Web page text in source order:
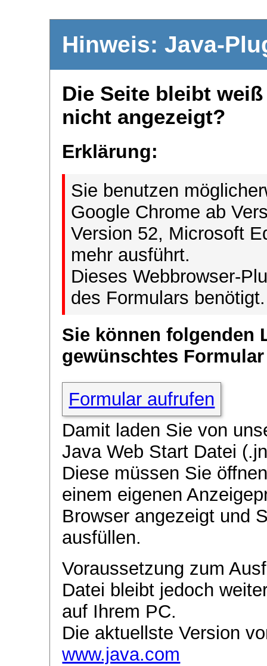
Hinweis: Java-
Die Seite bleibt
nicht angezeigt?
Erklärung:
Sie benutzen
Google Chrome ab
Version 52, Microsoft
mehr ausführt.
Dieses Webbrowser-
des Formulars benötigt.
Sie können folgenden
gewünschtes
Formular aufrufen
Damit laden Sie von
Java Web Start Datei
Diese müssen Sie
einem eigenen
Browser angezeigt und
ausfüllen.
Voraussetzung zum
Datei bleibt jedoch
auf Ihrem PC.
Die aktuellste Version
www.java.com